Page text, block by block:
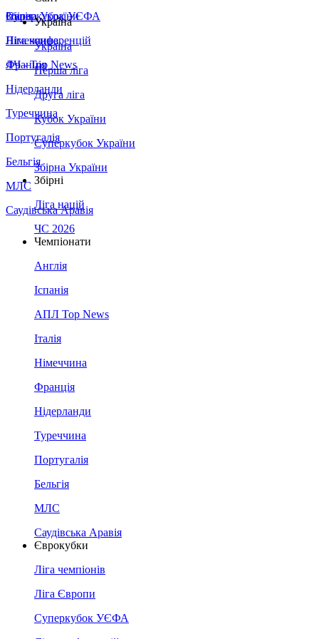
Збірна України
Італія
Німеччина
Франція
Нідерланди
Туреччина
Португалія
Бельгія
МЛС
Саудівська Аравія
Суперкубок УЄФА
Ліга конференцій
ЛЧ - Top News
Україна
Україна
Перша ліга
Друга ліга
Кубок України
Суперкубок України
Збірна України
Збірні
Ліга націй
ЧС 2026
Чемпіонати
Англія
Іспанія
АПЛ Top News
Італія
Німеччина
Франція
Нідерланди
Туреччина
Португалія
Бельгія
МЛС
Саудівська Аравія
Єврокубки
Ліга чемпіонів
Ліга Європи
Суперкубок УЄФА